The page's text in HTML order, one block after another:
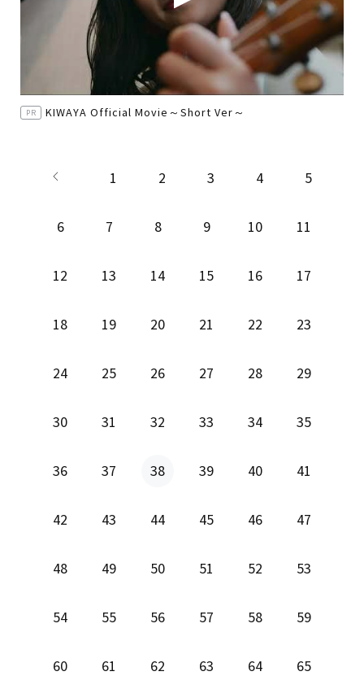
PR KIWAYA Official Movie～Short Ver～
1 2 3 4 5
6 7 8 9 10 11
12 13 14 15 16 17
18 19 20 21 22 23
24 25 26 27 28 29
30 31 32 33 34 35
36 37 38 39 40 41
42 43 44 45 46 47
48 49 50 51 52 53
54 55 56 57 58 59
60 61 62 63 64 65